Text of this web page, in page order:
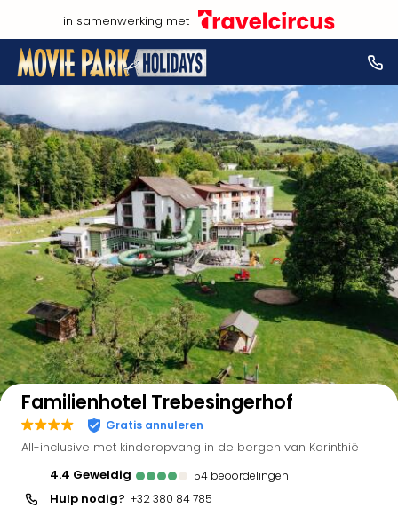
in samenwerking met
Bekijk op kaart
Familienhotel Trebesingerhof
Gratis annuleren
All-inclusive met kinderopvang in de bergen van Karinthië
4.4
geweldig 54 beoordelingen
Hulp nodig? +32 380 84 785